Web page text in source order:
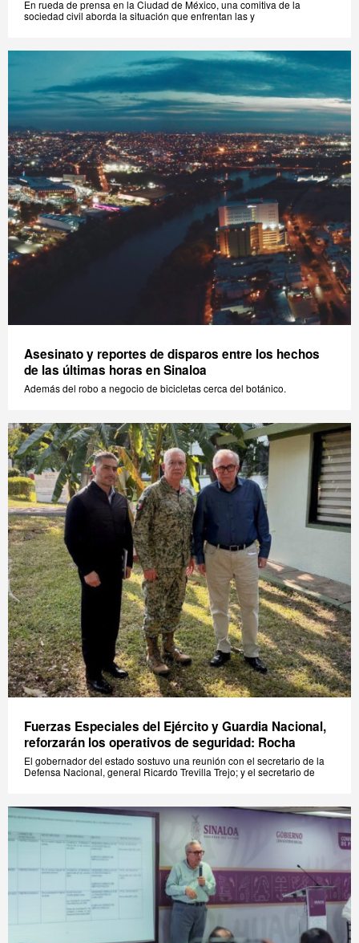
En rueda de prensa en la Ciudad de México, una comitiva de la
sociedad civil aborda la situación que enfrentan las y
Asesinato y reportes de disparos entre los hechos
de las últimas horas en Sinaloa
Además del robo a negocio de bicicletas cerca del botánico.
Fuerzas Especiales del Ejército y Guardia Nacional,
reforzarán los operativos de seguridad: Rocha
El gobernador del estado sostuvo una reunión con el secretario de la
Defensa Nacional, general Ricardo Trevilla Trejo; y el secretario de